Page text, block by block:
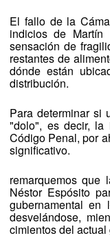
El fallo de la
indicios de
sensación de
restantes de
dónde están
distribución.
Para determinar si
"dolo", es decir, la
Código Penal, por
significativo.
remarquemos
Néstor Espósito
gubernamental
desvelándose,
cimientos del actual